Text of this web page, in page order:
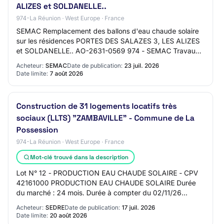
ALIZES et SOLDANELLE..
974-La Réunion · West Europe · France
SEMAC Remplacement des ballons d'eau chaude solaire
sur les résidences PORTES DES SALAZES 3, LES ALIZES
et SOLDANELLE.. AO-2631-0569 974 - SEMAC Travaux
Acheteur: SEMACDate de publication: 23 juil. 2026
Date limite: 7 août 2026
Construction de 31 logements locatifs très
sociaux (LLTS) "ZAMBAVILLE" - Commune de La
Possession
974-La Réunion · West Europe · France
Mot-clé trouvé dans la description
Lot N° 12 - PRODUCTION EAU CHAUDE SOLAIRE - CPV
42161000 PRODUCTION EAU CHAUDE SOLAIRE Durée
du marché : 24 mois. Durée à compter du 02/11/26
contrat…
Acheteur: SEDREDate de publication: 17 juil. 2026
Date limite: 20 août 2026